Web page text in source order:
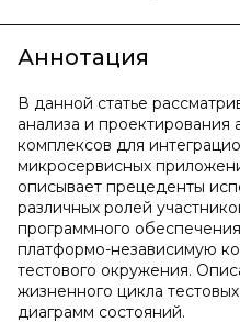
Аннотация
В данной статье
анализа и проектирования
комплексов для
микросервисных
описывает прецеденты
различных ролей
программного
платформо-независимую
тестового окружения.
жизненного цикла
диаграмм состояний.